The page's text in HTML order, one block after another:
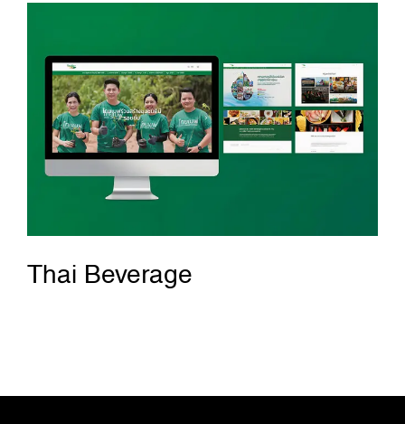
Thai Beverage